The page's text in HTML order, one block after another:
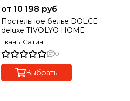
от 10 198 руб
Постельное белье DOLCE
deluxe TIVOLYO HOME
Ткань: Сатин
0
Выбрать